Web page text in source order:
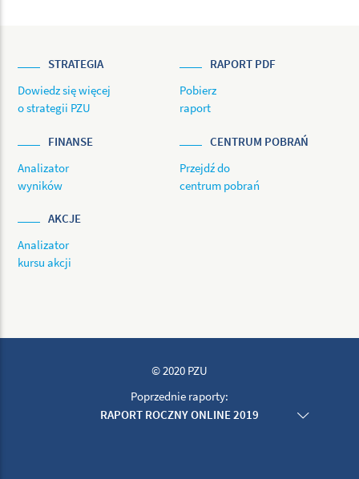
STRATEGIA
Dowiedz się więcej
o strategii PZU
RAPORT PDF
Pobierz
raport
FINANSE
Analizator
wyników
CENTRUM POBRAŃ
Przejdź do
centrum pobrań
AKCJE
Analizator
kursu akcji
© 2020 PZU
Poprzednie raporty:
RAPORT ROCZNY ONLINE 2019